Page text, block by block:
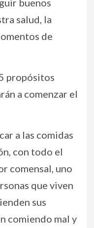
buenos
salud, la
de
propósitos
a comenzar el
a las comidas
con todo el
comensal, uno
que viven
sus
comiendo mal y